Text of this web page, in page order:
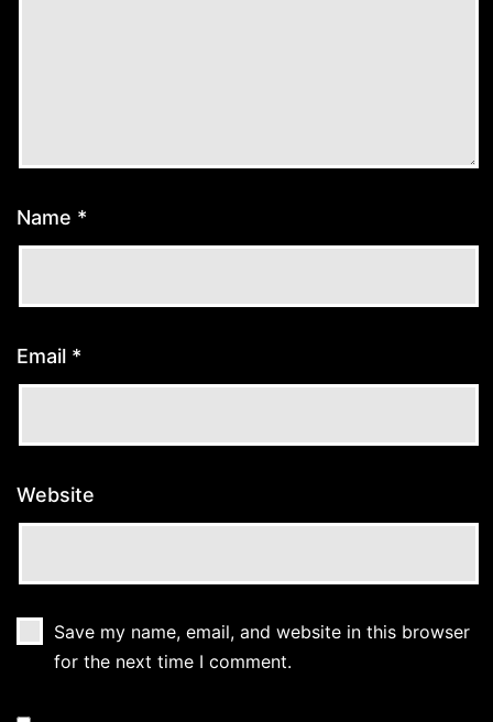
Name *
Email *
Website
Save my name, email, and website in this browser
for the next time I comment.